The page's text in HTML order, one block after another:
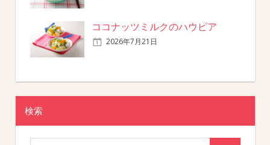
ココナッツミルクのハウピア
2026年7月21日
検索